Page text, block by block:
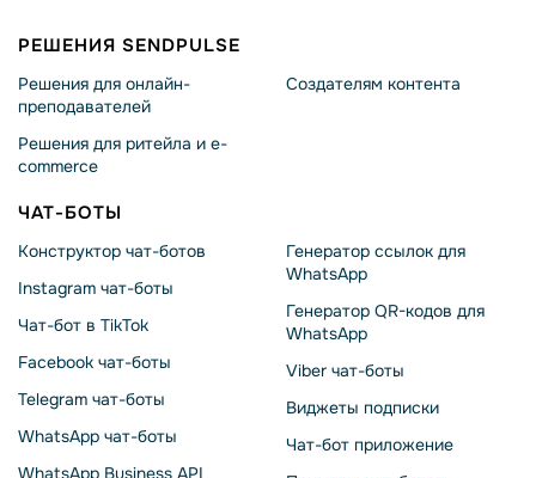
РЕШЕНИЯ SENDPULSE
Решения для онлайн-
преподавателей
Решения для ритейла и e-
commerce
Создателям контента
ЧАТ-БОТЫ
Конструктор чат-ботов
Instagram чат-боты
Чат-бот в TikTok
Facebook чат-боты
Telegram чат-боты
WhatsApp чат-боты
WhatsApp Business API
Генератор ссылок для
WhatsApp
Генератор QR-кодов для
WhatsApp
Viber чат-боты
Виджеты подписки
Чат-бот приложение